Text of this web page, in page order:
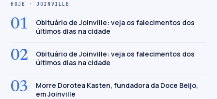
HOJE · JOINVILLE
01
Obituário de Joinville: veja os falecimentos dos
últimos dias na cidade
02
Obituário de Joinville: veja os falecimentos dos
últimos dias na cidade
03
Morre Dorotea Kasten, fundadora da Doce Beijo,
em Joinville